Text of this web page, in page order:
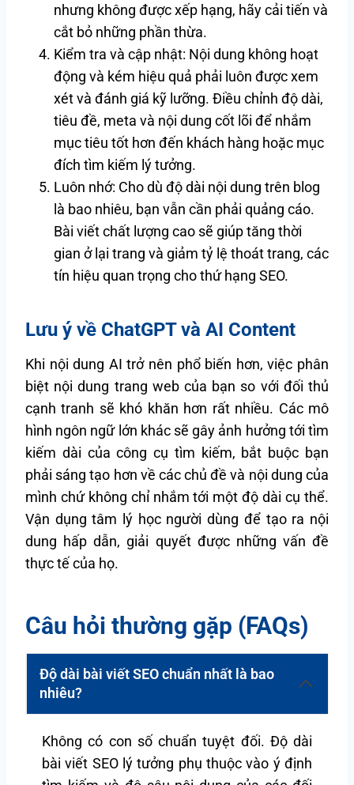
nhưng không được xếp hạng, hãy cải tiến và
cắt bỏ những phần thừa.
Kiểm tra và cập nhật: Nội dung không hoạt
động và kém hiệu quả phải luôn được xem
xét và đánh giá kỹ lưỡng. Điều chỉnh độ dài,
tiêu đề, meta và nội dung cốt lõi để nhắm
mục tiêu tốt hơn đến khách hàng hoặc mục
đích tìm kiếm lý tưởng.
Luôn nhớ: Cho dù độ dài nội dung trên blog
là bao nhiêu, bạn vẫn cần phải quảng cáo.
Bài viết chất lượng cao sẽ giúp tăng thời
gian ở lại trang và giảm tỷ lệ thoát trang, các
tín hiệu quan trọng cho thứ hạng SEO.
Lưu ý về ChatGPT và AI Content
Khi nội dung AI trở nên phổ biến hơn, việc phân
biệt nội dung trang web của bạn so với đối thủ
cạnh tranh sẽ khó khăn hơn rất nhiều. Các mô
hình ngôn ngữ lớn khác sẽ gây ảnh hưởng tới tìm
kiếm dài của công cụ tìm kiếm, bắt buộc bạn
phải sáng tạo hơn về các chủ đề và nội dung của
mình chứ không chỉ nhắm tới một độ dài cụ thể.
Vận dụng tâm lý học người dùng để tạo ra nội
dung hấp dẫn, giải quyết được những vấn đề
thực tế của họ.
Câu hỏi thường gặp (FAQs)
Độ dài bài viết SEO chuẩn nhất là bao
nhiêu?
Không có con số chuẩn tuyệt đối. Độ dài
bài viết SEO lý tưởng phụ thuộc vào ý định